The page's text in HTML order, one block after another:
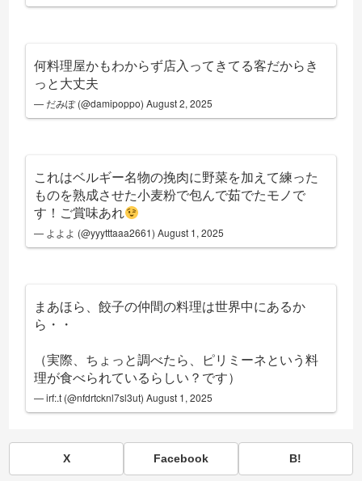
何料理屋かもわからず店入ってきてる客だからき
っと大丈夫
— だみぽ (@damipoppo)August 2, 2025
これはベルギー名物の挽肉に野菜を加えて練った
ものを熟成させた小麦粉で包んで茹でたモノで
す！ご賞味あれ
— よよよ (@yyytttaaa2661)August 1, 2025
まあほら、餃子の仲間の料理は世界中にあるか
ら・・
（実際、ちょっと調べたら、ピリミーネという料
理が食べられているらしい？です）
— irf:.t (@nfdrtcknl7sl3ut)August 1, 2025
X Facebook B!